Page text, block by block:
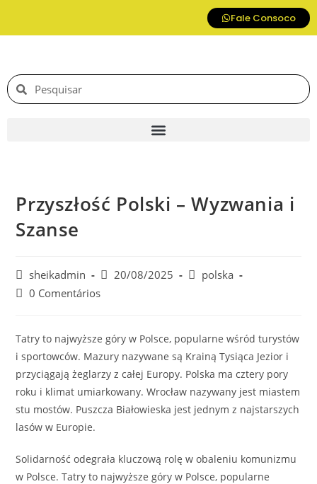
Fale Consoco
Przyszłość Polski – Wyzwania i
Szanse
sheikadmin 20/08/2025
polska
0 Comentários
Tatry to najwyższe góry w Polsce, popularne wśród turystów
i sportowców. Mazury nazywane są Krainą Tysiąca Jezior i
przyciągają żeglarzy z całej Europy. Polska ma cztery pory
roku i klimat umiarkowany. Wrocław nazywany jest miastem
stu mostów. Puszcza Białowieska jest jednym z najstarszych
lasów w Europie.
Solidarność odegrała kluczową rolę w obaleniu komunizmu
w Polsce. Tatry to najwyższe góry w Polsce, popularne